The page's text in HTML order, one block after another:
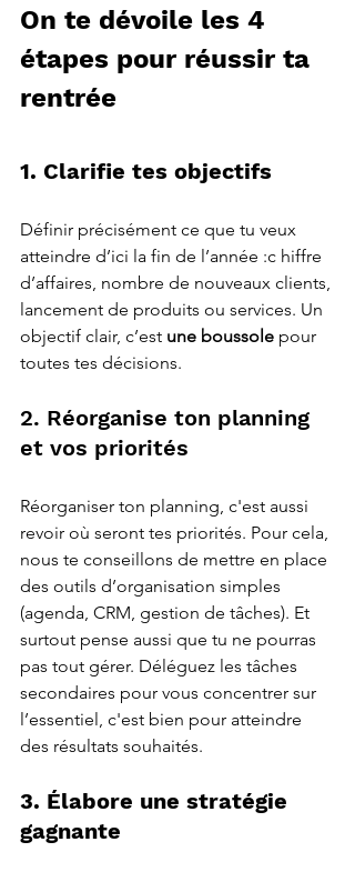
On te dévoile les 4
étapes pour réussir ta
rentrée
1. Clarifie tes objectifs
Définir précisément ce que tu veux
atteindre d’ici la fin de l’année :c hiffre
d’affaires, nombre de nouveaux clients,
lancement de produits ou services. Un
objectif clair, c’est une boussole pour
toutes tes décisions.
2. Réorganise ton planning
et vos priorités
Réorganiser ton planning, c'est aussi
revoir où seront tes priorités. Pour cela,
nous te conseillons de mettre en place
des outils d’organisation simples
(agenda, CRM, gestion de tâches). Et
surtout pense aussi que tu ne pourras
pas tout gérer. Déléguez les tâches
secondaires pour vous concentrer sur
l’essentiel, c'est bien pour atteindre
des résultats souhaités.
3. Élabore une stratégie
gagnante